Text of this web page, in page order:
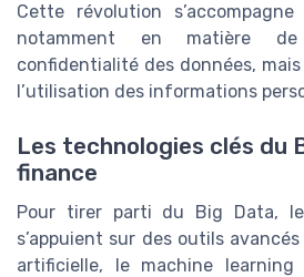
Cette révolution
notamment en matière
confidentialité des données,
l’utilisation des informations
Les technologies clés du
finance
Pour tirer parti du Big Data,
s’appuient sur des outils
artificielle, le machine learning